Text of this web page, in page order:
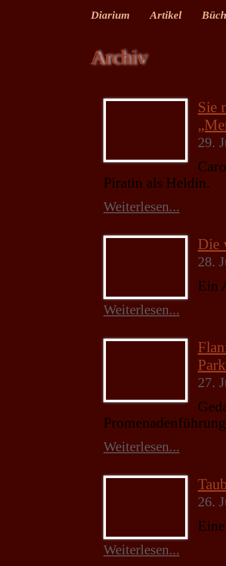
Diarium Artikel
Archiv
Sie
29.
Piratin als Heldin.
Weiterlesen...
Die
28.
Ein
Weiterlesen...
27.
Weiterlesen...
26.
Weiterlesen...